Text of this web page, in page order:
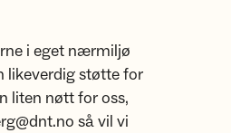
i eget nærmiljø
likeverdig støtte for
liten nøtt for oss,
så vil vi